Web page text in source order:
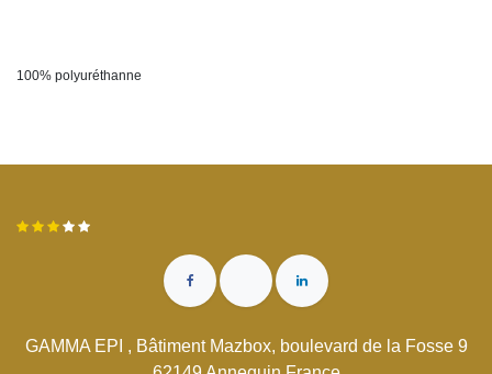
100% polyuréthanne
GAMMA EPI , Bâtiment Mazbox, boulevard de la Fosse 9